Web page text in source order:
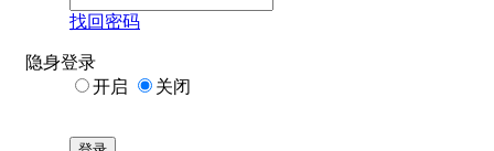
找回密码
隐身登录
开启
关闭